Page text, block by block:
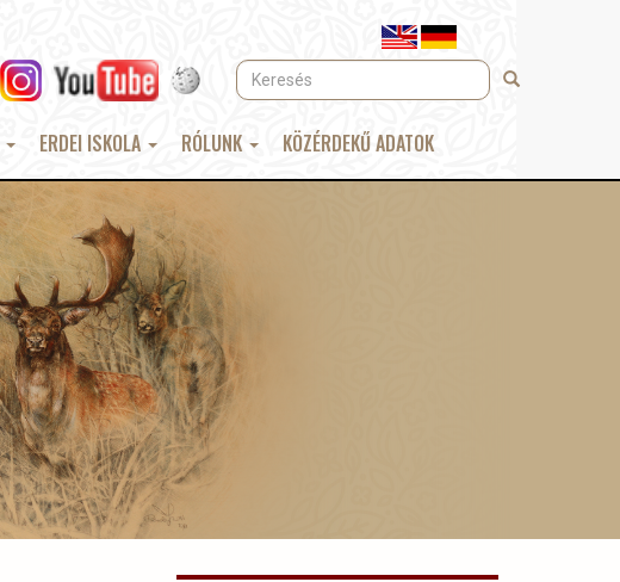
Keresés Keresés
ERDEI ISKOLA RÓLUNK KÖZÉRDEKŰ ADATOK